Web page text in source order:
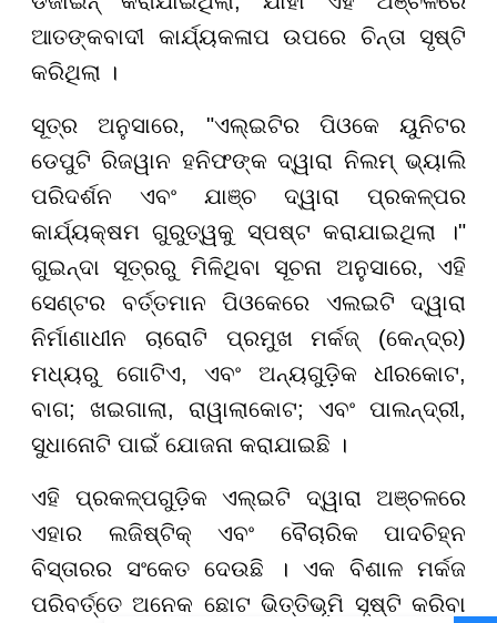
ଆତଙ୍କବାଦୀ କାର୍ଯ୍ୟକଳାପ ଉପରେ ଚିନ୍ତା ସୃଷ୍ଟି
କରିଥିଲା ।
ସୂତ୍ର ଅନୁସାରେ, "ଏଲ୍ଇଟିର ପିଓକେ ୟୁନିଟର
ଡେପୁଟି ରିଜୱାନ ହନିଫଙ୍କ ଦ୍ୱାରା ନିଲମ୍ ଭ୍ୟାଲି
ପରିଦର୍ଶନ ଏବଂ ଯାଞ୍ଚ ଦ୍ୱାରା ପ୍ରକଳ୍ପର
କାର୍ଯ୍ୟକ୍ଷମ ଗୁରୁତ୍ୱକୁ ସ୍ପଷ୍ଟ କରାଯାଇଥିଲା ।"
ଗୁଇନ୍ଦା ସୂତ୍ରରୁ ମିଳିଥିବା ସୂଚନା ଅନୁସାରେ, ଏହି
ସେଣ୍ଟର ବର୍ତ୍ତମାନ ପିଓକେରେ ଏଲଇଟି ଦ୍ୱାରା
ନିର୍ମାଣାଧୀନ ଚାରୋଟି ପ୍ରମୁଖ ମର୍କଜ୍ (କେନ୍ଦ୍ର)
ମଧ୍ୟରୁ ଗୋଟିଏ, ଏବଂ ଅନ୍ୟଗୁଡ଼ିକ ଧୀରକୋଟ,
ବାଗ; ଖଇଗାଲା, ରାୱାଲାକୋଟ; ଏବଂ ପାଲନ୍ଦ୍ରୀ,
ସୁଧାନୋଟି ପାଇଁ ଯୋଜନା କରାଯାଇଛି ।
ଏହି ପ୍ରକଳ୍ପଗୁଡ଼ିକ ଏଲ୍ଇଟି ଦ୍ୱାରା ଅଞ୍ଚଳରେ
ଏହାର ଲଜିଷ୍ଟିକ୍ ଏବଂ ବୈଚାରିକ ପାଦଚିହ୍ନ
ବିସ୍ତାରର ସଂକେତ ଦେଉଛି । ଏକ ବିଶାଳ ମର୍କଜ
ପରିବର୍ତ୍ତେ ଅନେକ ଛୋଟ ଭିତ୍ତିଭୂମି ସୃଷ୍ଟି କରିବା